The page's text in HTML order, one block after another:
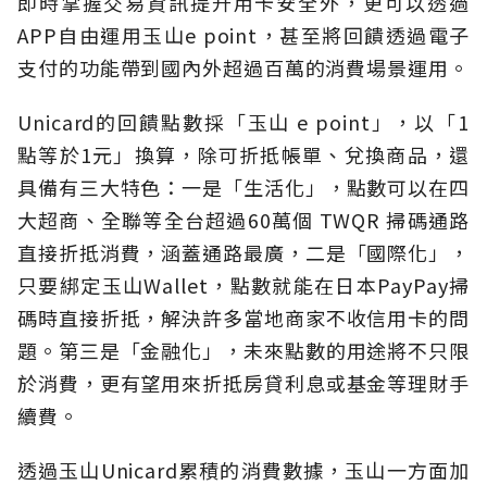
APP自由運用玉山e point，甚至將回饋透過電子
支付的功能帶到國內外超過百萬的消費場景運用。
Unicard的回饋點數採「玉山 e point」，以「1
點等於1元」換算，除可折抵帳單、兌換商品，還
具備有三大特色：一是「生活化」，點數可以在四
大超商、全聯等全台超過60萬個 TWQR 掃碼通路
直接折抵消費，涵蓋通路最廣，二是「國際化」，
只要綁定玉山Wallet，點數就能在日本PayPay掃
碼時直接折抵，解決許多當地商家不收信用卡的問
題。第三是「金融化」，未來點數的用途將不只限
於消費，更有望用來折抵房貸利息或基金等理財手
續費。
透過玉山Unicard累積的消費數據，玉山一方面加